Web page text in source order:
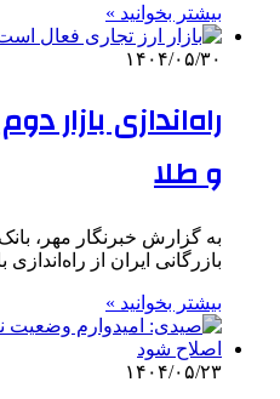
بیشتر بخوانید »
۱۴۰۴/۰۵/۳۰
راه‌اندازی بازار
و طلا
به گزارش خبرنگار مهر،
بازرگانی ایران از
بیشتر بخوانید »
۱۴۰۴/۰۵/۲۳